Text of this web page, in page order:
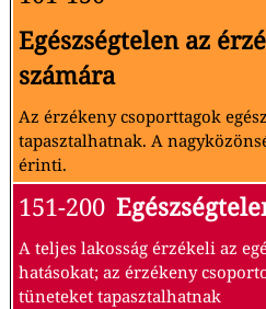
Egészségtelen az
számára
Az érzékeny csoporttagok
tapasztalhatnak. A
érinti.
151-200
A teljes lakosság érzékeli az
hatásokat; az érzékeny
tüneteket tapasztalhatnak